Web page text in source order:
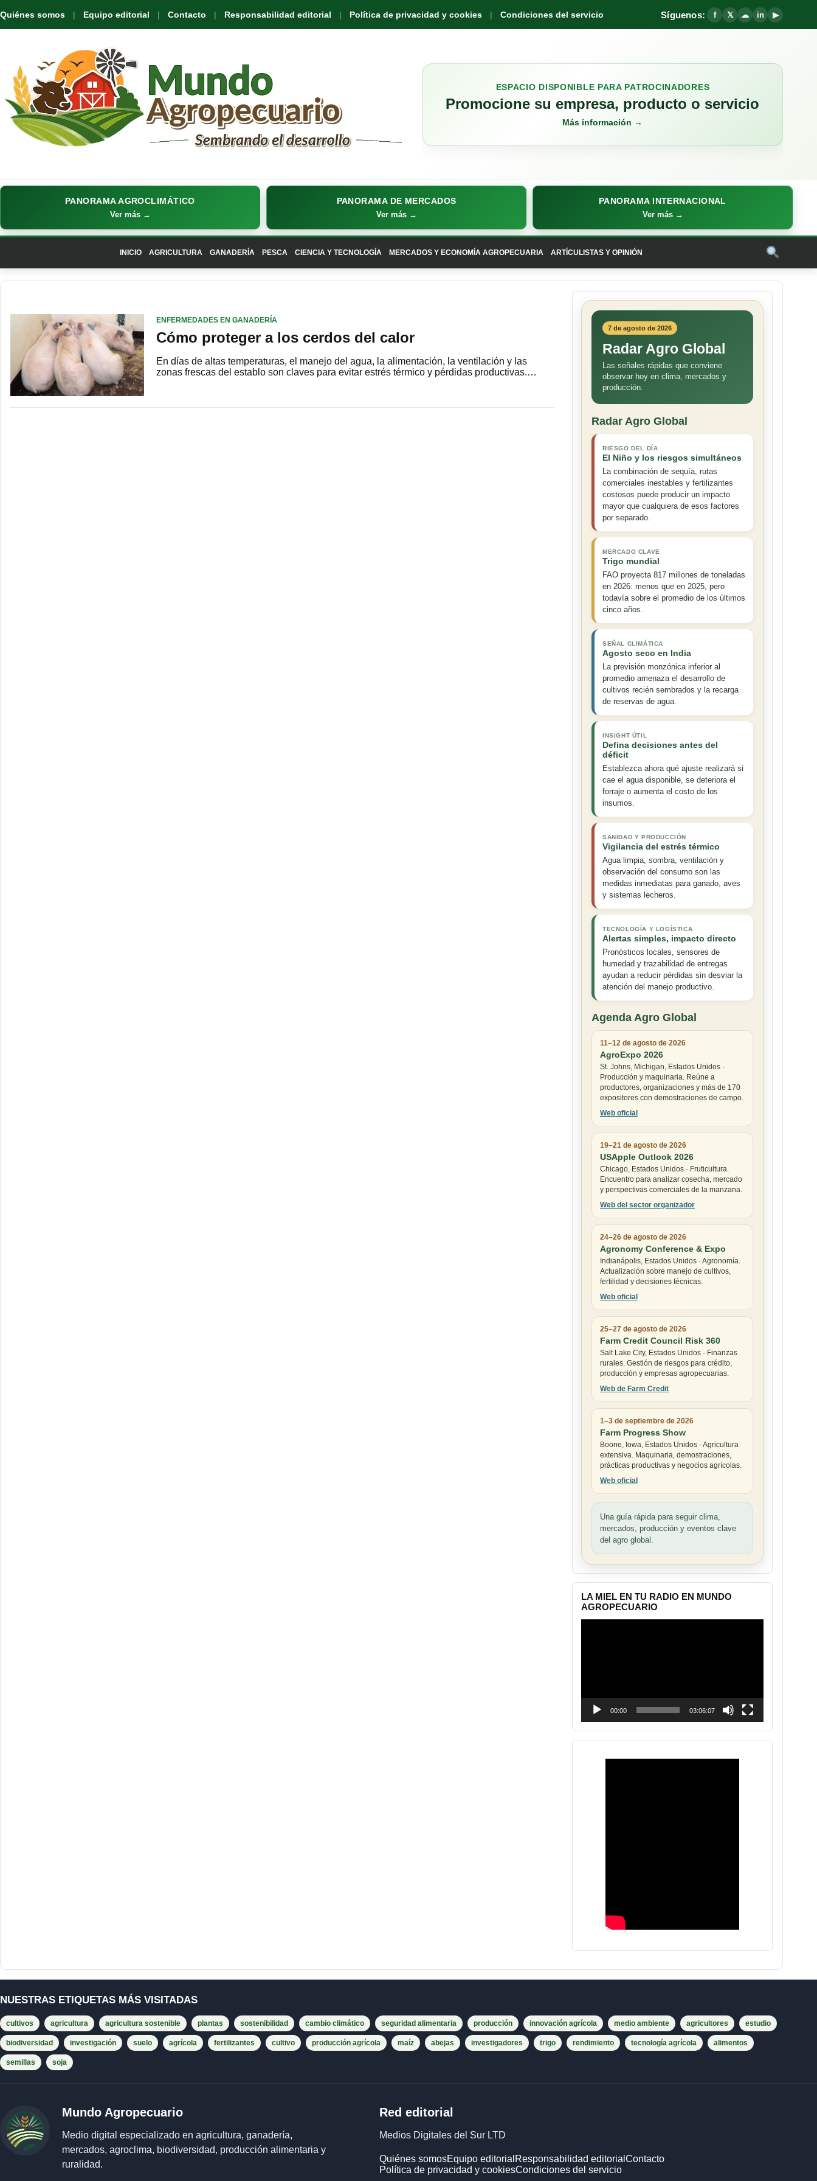
Quiénes somos Equipo editorial Contacto Responsabilidad editorial Política de privacidad y cookies Condiciones del servicio Síguenos: f 𝕏 ☁ in ▶
ESPACIO DISPONIBLE PARA PATROCINADORES
Promocione su empresa, producto o servicio
Más información →
PANORAMA AGROCLIMÁTICO
Ver más →
PANORAMA DE MERCADOS
Ver más →
PANORAMA INTERNACIONAL
Ver más →
INICIO AGRICULTURA GANADERÍA PESCA CIENCIA Y TECNOLOGÍA MERCADOS Y ECONOMÍA AGROPECUARIA ARTÍCULISTAS Y OPINIÓN
ENFERMEDADES EN GANADERÍA
Cómo proteger a los cerdos del calor
En días de altas temperaturas, el manejo del agua, la alimentación, la ventilación y las
zonas frescas del establo son claves para evitar estrés térmico y pérdidas productivas.…
7 de agosto de 2026
Radar Agro Global
Las señales rápidas que conviene
observar hoy en clima, mercados y
producción.
Radar Agro Global
RIESGO DEL DÍA
El Niño y los riesgos simultáneos
La combinación de sequía, rutas
comerciales inestables y fertilizantes
costosos puede producir un impacto
mayor que cualquiera de esos factores
por separado.
MERCADO CLAVE
Trigo mundial
FAO proyecta 817 millones de toneladas
en 2026: menos que en 2025, pero
todavía sobre el promedio de los últimos
cinco años.
SEÑAL CLIMÁTICA
Agosto seco en India
La previsión monzónica inferior al
promedio amenaza el desarrollo de
cultivos recién sembrados y la recarga
de reservas de agua.
INSIGHT ÚTIL
Defina decisiones antes del
déficit
Establezca ahora qué ajuste realizará si
cae el agua disponible, se deteriora el
forraje o aumenta el costo de los
insumos.
SANIDAD Y PRODUCCIÓN
Vigilancia del estrés térmico
Agua limpia, sombra, ventilación y
observación del consumo son las
medidas inmediatas para ganado, aves
y sistemas lecheros.
TECNOLOGÍA Y LOGÍSTICA
Alertas simples, impacto directo
Pronósticos locales, sensores de
humedad y trazabilidad de entregas
ayudan a reducir pérdidas sin desviar la
atención del manejo productivo.
Agenda Agro Global
11–12 de agosto de 2026
AgroExpo 2026
St. Johns, Michigan, Estados Unidos ·
Producción y maquinaria. Reúne a
productores, organizaciones y más de 170
expositores con demostraciones de campo.
Web oficial
19–21 de agosto de 2026
USApple Outlook 2026
Chicago, Estados Unidos · Fruticultura.
Encuentro para analizar cosecha, mercado
y perspectivas comerciales de la manzana.
Web del sector organizador
24–26 de agosto de 2026
Agronomy Conference & Expo
Indianápolis, Estados Unidos · Agronomía.
Actualización sobre manejo de cultivos,
fertilidad y decisiones técnicas.
Web oficial
25–27 de agosto de 2026
Farm Credit Council Risk 360
Salt Lake City, Estados Unidos · Finanzas
rurales. Gestión de riesgos para crédito,
producción y empresas agropecuarias.
Web de Farm Credit
1–3 de septiembre de 2026
Farm Progress Show
Boone, Iowa, Estados Unidos · Agricultura
extensiva. Maquinaria, demostraciones,
prácticas productivas y negocios agrícolas.
Web oficial
Una guía rápida para seguir clima,
mercados, producción y eventos clave
del agro global.
LA MIEL EN TU RADIO EN MUNDO
AGROPECUARIO
00:00 03:06:07
NUESTRAS ETIQUETAS MÁS VISITADAS
cultivos agricultura agricultura sostenible plantas sostenibilidad cambio climático seguridad alimentaria producción innovación agrícola medio ambiente agricultores estudio
biodiversidad investigación suelo agrícola fertilizantes cultivo producción agrícola maíz abejas investigadores trigo rendimiento tecnología agrícola alimentos
semillas soja
Mundo Agropecuario
Medio digital especializado en agricultura, ganadería,
mercados, agroclima, biodiversidad, producción alimentaria y
ruralidad.
Red editorial
Medios Digitales del Sur LTD
Quiénes somosEquipo editorial Responsabilidad editorial Contacto
Política de privacidad y cookiesCondiciones del servicio